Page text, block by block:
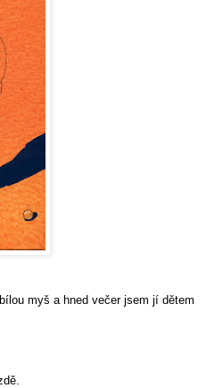
myš a hned večer jsem jí dětem